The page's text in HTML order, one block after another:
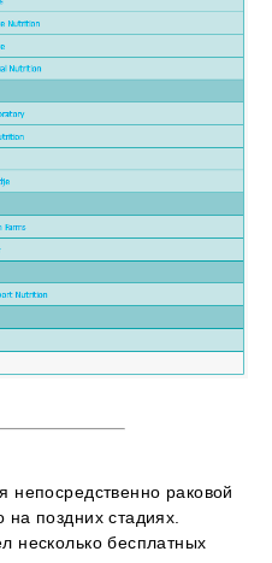
непосредственно раковой
на поздних стадиях.
несколько бесплатных